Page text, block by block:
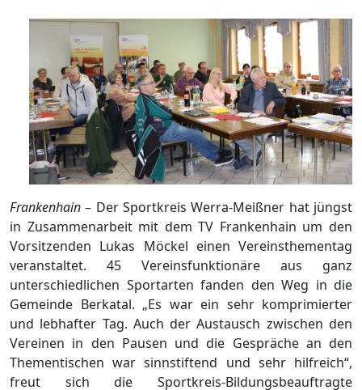
Frankenhain – Der Sportkreis Werra-Meißner hat jüngst
in Zusammenarbeit mit dem TV Frankenhain um den
Vorsitzenden Lukas Möckel einen Vereinsthementag
veranstaltet. 45 Vereinsfunktionäre aus ganz
unterschiedlichen Sportarten fanden den Weg in die
Gemeinde Berkatal. „Es war ein sehr komprimierter
und lebhafter Tag. Auch der Austausch zwischen den
Vereinen in den Pausen und die Gespräche an den
Thementischen war sinnstiftend und sehr hilfreich“,
freut sich die Sportkreis-Bildungsbeauftragte